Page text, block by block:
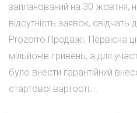
запланований на 30 жовтня,
відсутність заявок, свідчать
Prozorro.Продажі. Первісна
мільйонів гривень, а для
було внести гарантійний
стартової вартості,...